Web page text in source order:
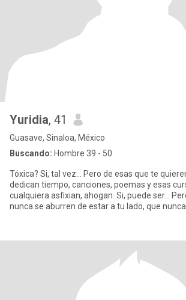
Yuridia, 41
Guasave, Sinaloa, México
Buscando: Hombre 39 - 50
Tóxica? Si, tal vez... Pero de esas que te quieren bonito, que te
dedican tiempo, canciones, poemas y esas
cualquiera asfixian, ahogan. Si, puede ser...
nunca se aburren de estar a tu lado, que